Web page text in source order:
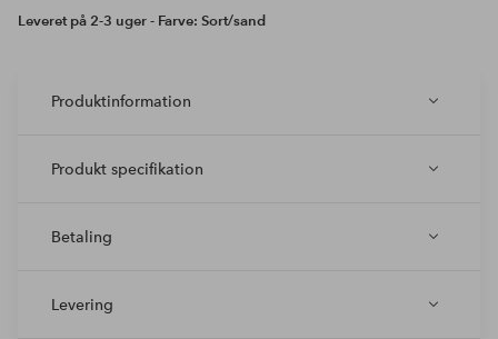
Leveret på 2-3 uger - Farve: Sort/sand
Produktinformation
Produkt specifikation
Betaling
Levering